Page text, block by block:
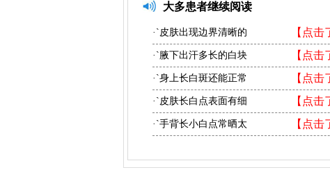
大多患者继续阅读
【点击
·`皮肤出现边界清晰的
【点击
·`腋下出汗多长的白块
【点击
·`身上长白斑还能正常
【点击
·`皮肤长白点表面有细
【点击
·`手背长小白点常晒太